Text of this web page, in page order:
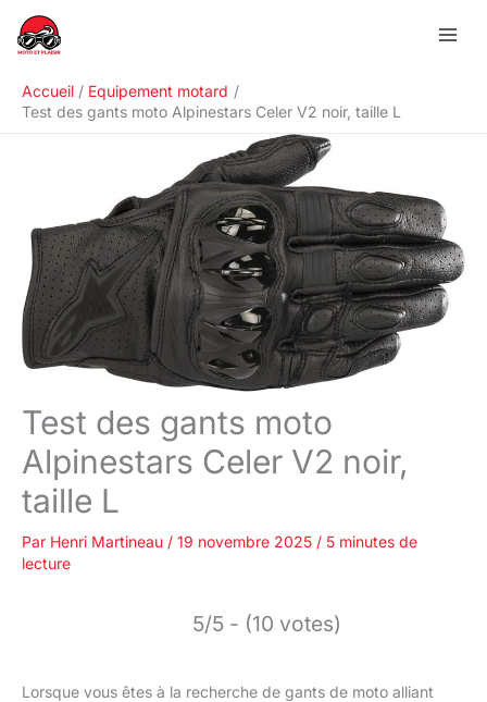
Accueil
Equipement motard
Test des gants moto Alpinestars Celer V2 noir, taille L
Test des gants moto
Alpinestars Celer V2 noir,
taille L
Par Henri Martineau / 19 novembre 2025 / 5 minutes de
lecture
5/5 - (10 votes)
Lorsque vous êtes à la recherche de gants de moto alliant
R
e
h